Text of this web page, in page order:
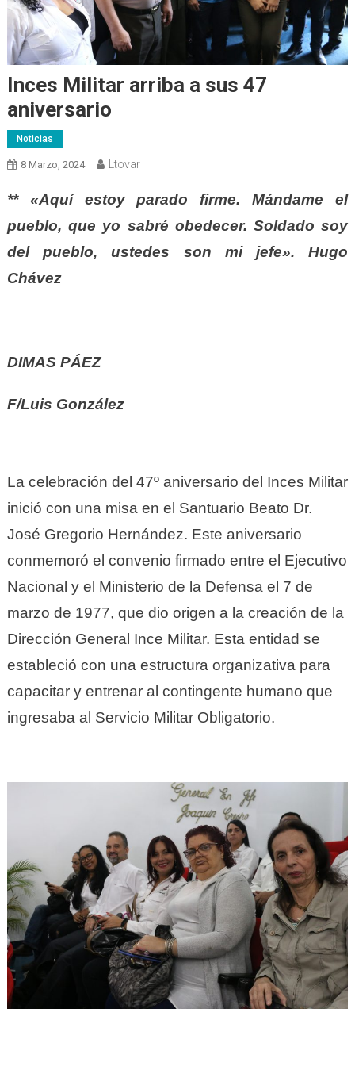
Inces Militar arriba a sus 47
aniversario
Noticias
8 Marzo, 2024 Ltovar
** «Aquí estoy parado firme. Mándame el
pueblo, que yo sabré obedecer. Soldado soy
del pueblo, ustedes son mi jefe». Hugo
Chávez
DIMAS PÁEZ
F/Luis González
La celebración del 47º aniversario del Inces Militar
inició con una misa en el Santuario Beato Dr.
José Gregorio Hernández. Este aniversario
conmemoró el convenio firmado entre el Ejecutivo
Nacional y el Ministerio de la Defensa el 7 de
marzo de 1977, que dio origen a la creación de la
Dirección General Ince Militar. Esta entidad se
estableció con una estructura organizativa para
capacitar y entrenar al contingente humano que
ingresaba al Servicio Militar Obligatorio.